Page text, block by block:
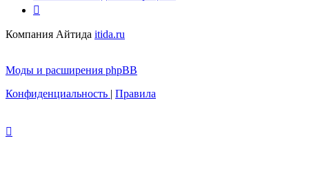
Компания Айтида itida.ru
Моды и расширения phpBB
Конфиденциальность | Правила